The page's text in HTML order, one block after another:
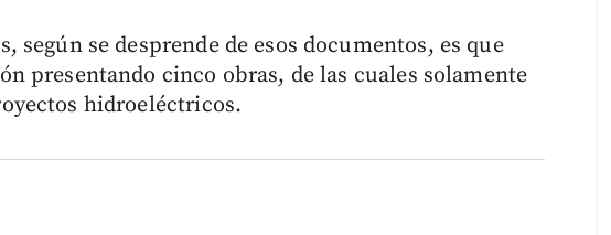
según se desprende de esos documentos, es que
presentando cinco obras, de las cuales solamente
hidroeléctricos.